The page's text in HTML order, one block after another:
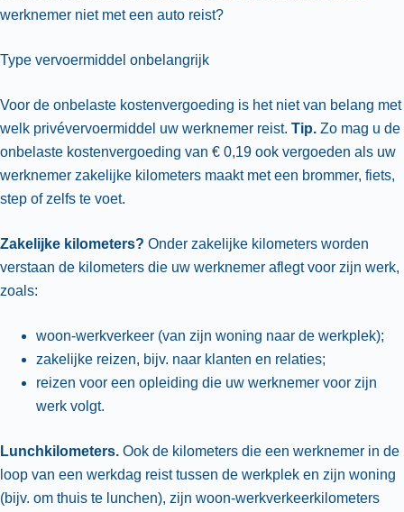
werknemer niet met een auto reist?
Type vervoermiddel onbelangrijk
Voor de onbelaste kostenvergoeding is het niet van belang met
welk privévervoermiddel uw werknemer reist. Tip. Zo mag u de
onbelaste kostenvergoeding van € 0,19 ook vergoeden als uw
werknemer zakelijke kilometers maakt met een brommer, fiets,
step of zelfs te voet.
Zakelijke kilometers? Onder zakelijke kilometers worden
verstaan de kilometers die uw werknemer aflegt voor zijn werk,
zoals:
woon-werkverkeer (van zijn woning naar de werkplek);
zakelijke reizen, bijv. naar klanten en relaties;
reizen voor een opleiding die uw werknemer voor zijn
werk volgt.
Lunchkilometers. Ook de kilometers die een werknemer in de
loop van een werkdag reist tussen de werkplek en zijn woning
(bijv. om thuis te lunchen), zijn woon-werkverkeerkilometers